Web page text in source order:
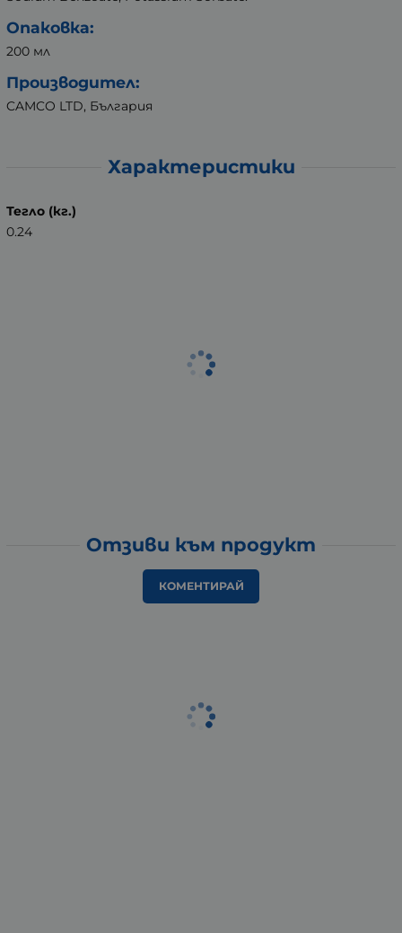
Опаковка:
200 мл
Производител:
CAMCO LTD, България
Характеристики
Тегло (кг.)
0.24
Отзиви към продукт
КОМЕНТИРАЙ